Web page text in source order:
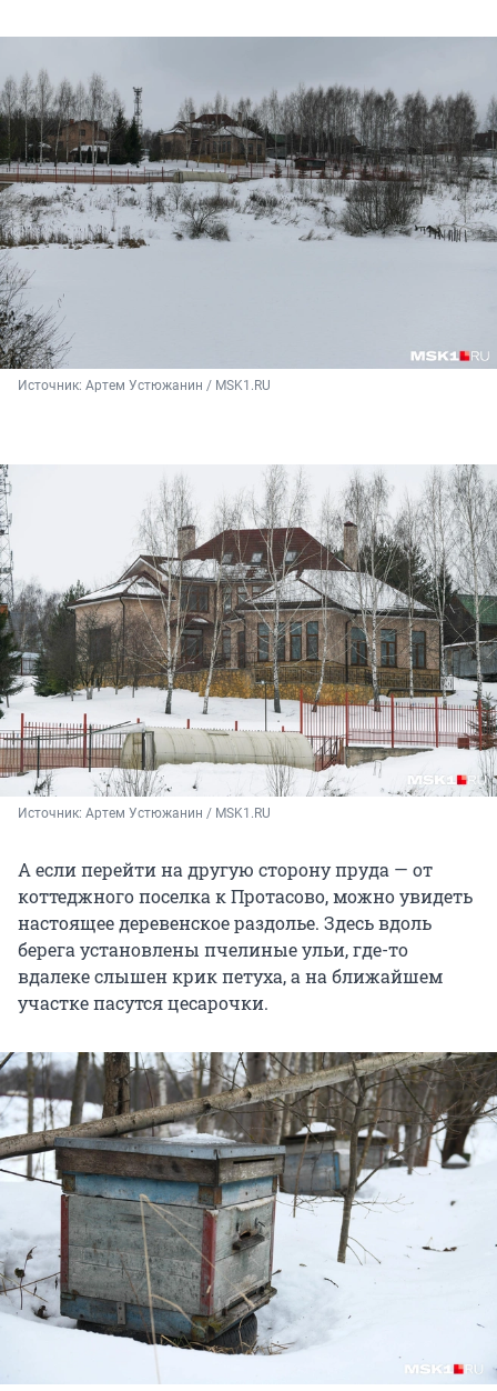
Источник: Артем Устюжанин / MSK1.RU
Источник: Артем Устюжанин / MSK1.RU
А если перейти на другую сторону пруда — от
коттеджного поселка к Протасово, можно увидеть
настоящее деревенское раздолье. Здесь вдоль
берега установлены пчелиные ульи, где-то
вдалеке слышен крик петуха, а на ближайшем
участке пасутся цесарочки.